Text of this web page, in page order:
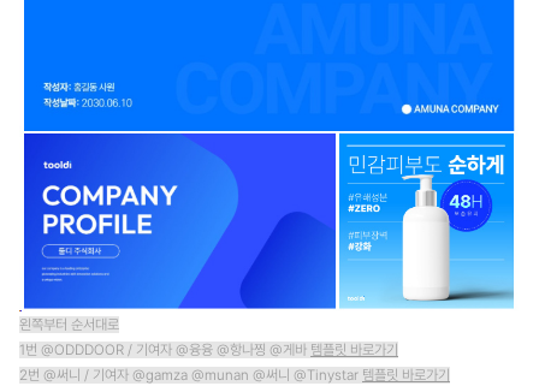
왼쪽부터 순서대로
1번 @ODDDOOR / 기여자 @융융 @항나찡 @게바 템플릿 바로가기
2번 @써니 / 기여자 @gamza @munan @써니 @Tinystar 템플릿 바로가기